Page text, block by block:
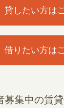
貸したい方は
借りたい方は
募集中の賃